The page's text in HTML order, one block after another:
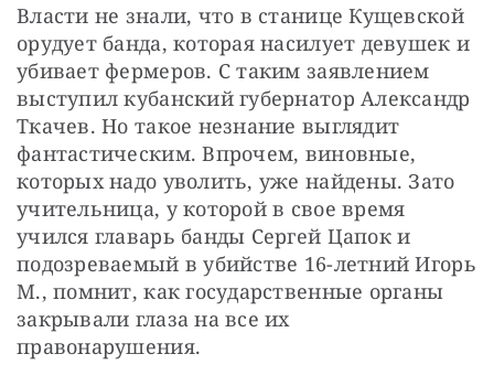
Власти не знали, что в станице Кущевской
орудует банда, которая насилует девушек и
убивает фермеров. С таким заявлением
выступил кубанский губернатор Александр
Ткачев. Но такое незнание выглядит
фантастическим. Впрочем, виновные,
которых надо уволить, уже найдены. Зато
учительница, у которой в свое время
учился главарь банды Сергей Цапок и
подозреваемый в убийстве 16-летний Игорь
М., помнит, как государственные органы
закрывали глаза на все их
правонарушения.